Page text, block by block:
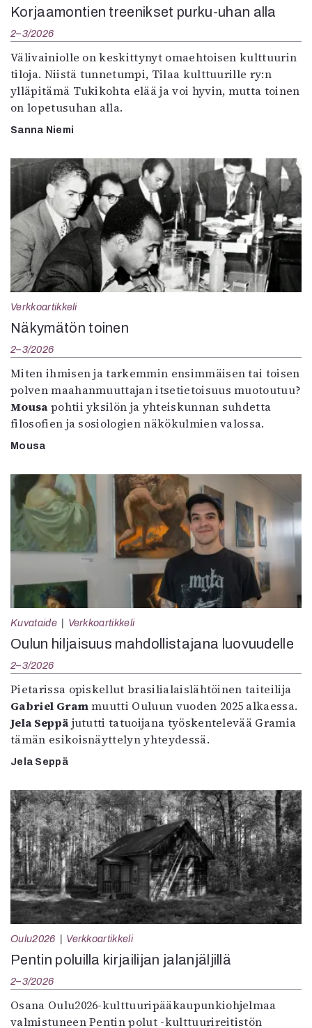
Korjaamontien treenikset purku-uhan alla
2–3/2026
Välivainiolle on keskittynyt omaehtoisen kulttuurin
tiloja. Niistä tunnetumpi, Tilaa kulttuurille ry:n
ylläpitämä Tukikohta elää ja voi hyvin, mutta toinen
on lopetusuhan alla.
Sanna Niemi
Verkkoartikkeli
Näkymätön toinen
2–3/2026
Miten ihmisen ja tarkemmin ensimmäisen tai toisen
polven maahanmuuttajan itsetietoisuus muotoutuu?
Mousa pohtii yksilön ja yhteiskunnan suhdetta
filosofien ja sosiologien näkökulmien valossa.
Mousa
Kuvataide Verkkoartikkeli
Oulun hiljaisuus mahdollistajana luovuudelle
2–3/2026
Pietarissa opiskellut brasilialaislähtöinen taiteilija
Gabriel Grammuutti Ouluun vuoden 2025 alkaessa.
Jela Seppä jututti tatuoijana työskentelevää Gramia
tämän esikoisnäyttelyn yhteydessä.
Jela Seppä
Oulu2026 Verkkoartikkeli
Pentin poluilla kirjailijan jalanjäljillä
2–3/2026
Osana Oulu2026-kulttuuripääkaupunkiohjelmaa
valmistuneen Pentin polut -kulttuurireitistön